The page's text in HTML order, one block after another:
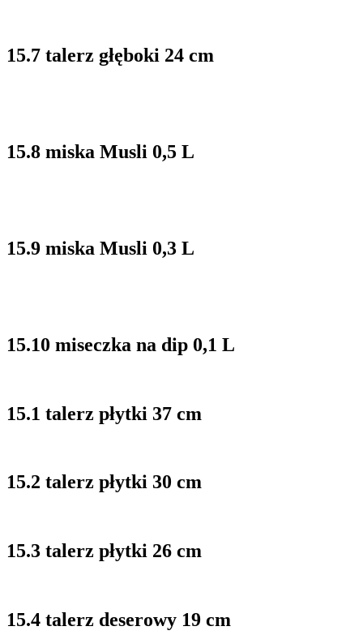
15.7 talerz głęboki 24 cm
15.8 miska Musli 0,5 L
15.9 miska Musli 0,3 L
15.10 miseczka na dip 0,1 L
15.1 talerz płytki 37 cm
15.2 talerz płytki 30 cm
15.3 talerz płytki 26 cm
15.4 talerz deserowy 19 cm